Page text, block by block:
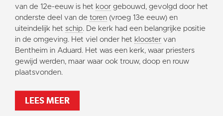
Omgeving
Activiteiten
Steun ons
Contact
Vaktaal
van de 12e-eeuw is het koor gebouwd, gevolgd door het
onderste deel van de toren (vroeg 13e eeuw) en
uiteindelijk het schip. De kerk had een belangrijke positie
in de omgeving. Het viel onder het klooster van
Bentheim in Aduard. Het was een kerk, waar priesters
gewijd werden, maar waar ook trouw, doop en rouw
plaatsvonden.
LEES MEER